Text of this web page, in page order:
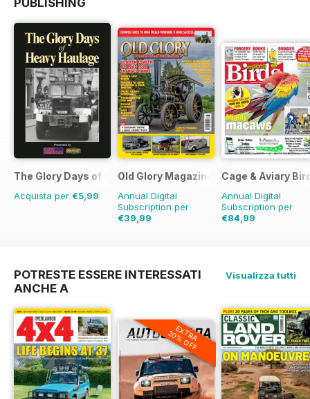
The Glory Days of Heavy Haulage
Acquista per €5,99
Old Glory Magazine
Annual Digital
Subscription per
€39,99
Cage & Aviary
Annual Digital
Subscription per
€84,99
POTRESTE ESSERE INTERESSATI
ANCHE A
Visualizza tutti
EXTRA
20% OFF